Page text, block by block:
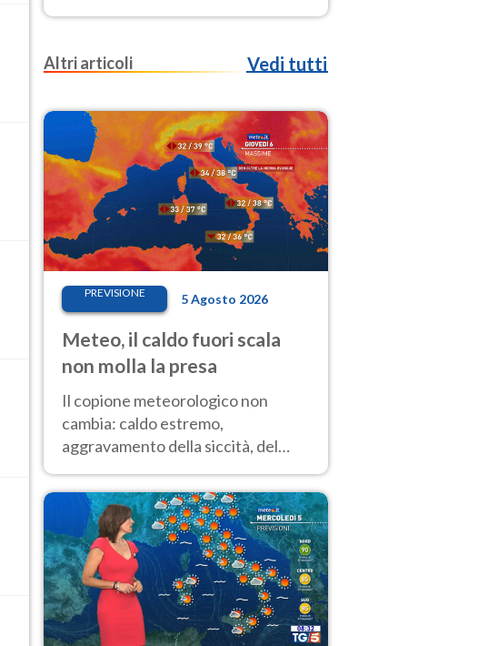
parziale e lieve attenuazione tra il 7
Altri articoli
Vedi tutti
PREVISIONE 5 Agosto 2026
Meteo, il caldo fuori scala
non molla la presa
Il copione meteorologico non
cambia: caldo estremo,
aggravamento della siccità, del
calore. Nessun cambiamento fino
Ferragosto